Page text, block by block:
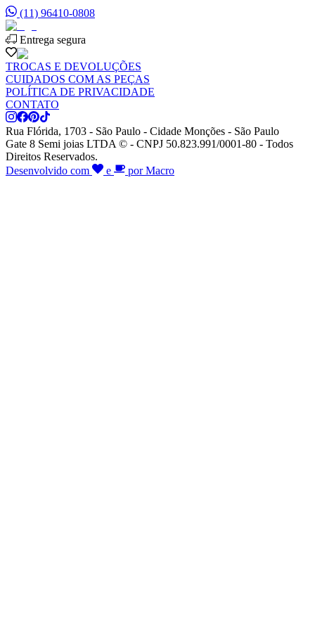
(11) 96410-0808
Entrega segura
TROCAS E DEVOLUÇÕES
CUIDADOS COM AS PEÇAS
POLÍTICA DE PRIVACIDADE
CONTATO
Rua Flórida, 1703 - São Paulo - Cidade Monções - São Paulo
Gate 8 Semi joias LTDA © - CNPJ 50.823.991/0001-80 - Todos
Direitos Reservados.
Desenvolvido com
e por Macro